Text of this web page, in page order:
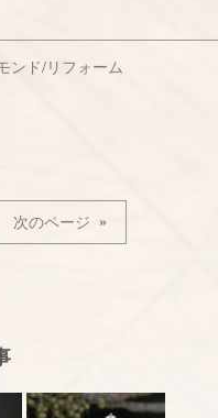
ンド/ リフォーム
次のページ »